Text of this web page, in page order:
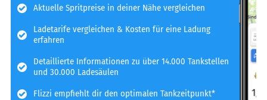
Aktuelle Spritpreise in deiner Nähe vergleichen
Ladetarife vergleichen & Kosten für eine Ladung
erfahren
Detaillierte Informationen zu über 14.000 Tankstellen
und 30.000 Ladesäulen
Flizzi empfiehlt dir den optimalen Tankzeitpunkt*